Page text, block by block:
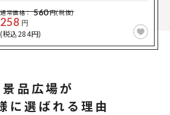
通常価格： 560円(税抜)
258 円
(税込284円)
景品広場が
に選ばれる理由